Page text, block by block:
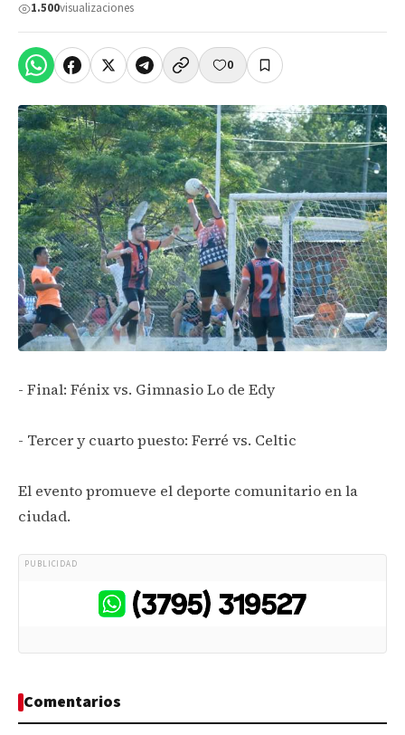
1.500visualizaciones
0
- Final: Fénix vs. Gimnasio Lo de Edy
- Tercer y cuarto puesto: Ferré vs. Celtic
El evento promueve el deporte comunitario en la
ciudad.
PUBLICIDAD
Comentarios